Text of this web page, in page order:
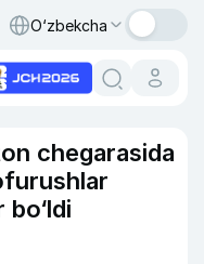
O‘zbekcha
chegarasida